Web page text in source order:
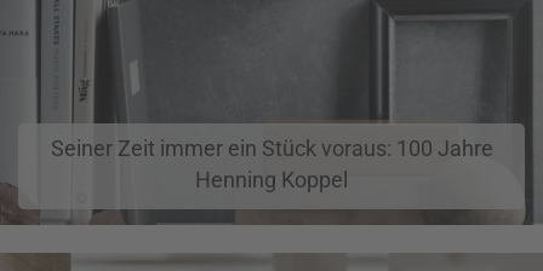
Seiner Zeit immer ein Stück voraus: 100 Jahre
Henning Koppel